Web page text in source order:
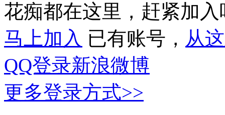
花痴都在这里，赶紧加入
马上加入 已有账号， 从
QQ登录新浪微博
更多登录方式>>